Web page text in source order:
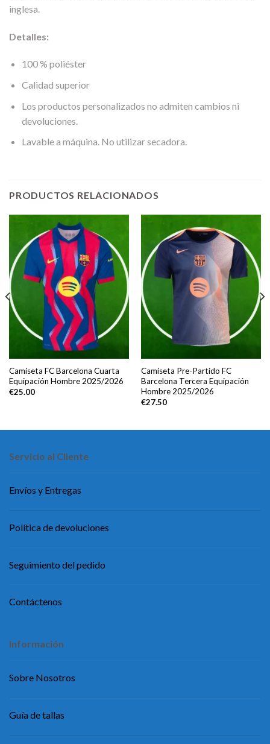
inglesa.
Detalles:
100 % poliéster
Calidad superior
Los productos personalizados no admiten cambios ni
devoluciones.
Lavable a máquina. No utilizar secadora.
PRODUCTOS RELACIONADOS
Camiseta FC Barcelona Cuarta
Equipación Hombre 2025/2026
€25.00
Camiseta Pre-Partido FC
Barcelona Tercera Equipación
Hombre 2025/2026
€27.50
Servicio al Cliente
Envíos y Entregas
Política de devoluciones
Seguimiento del pedido
Contáctenos
Información
Sobre Nosotros
Guía de tallas